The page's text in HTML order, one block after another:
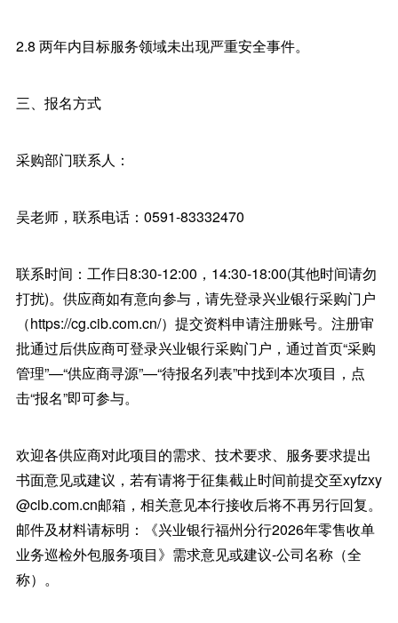
2.8 两年内目标服务领域未出现严重安全事件。
三、报名方式
采购部门联系人：
吴老师，联系电话：0591-83332470
联系时间：工作日8:30-12:00，14:30-18:00(其他时间请勿
打扰)。供应商如有意向参与，请先登录兴业银行采购门户
（https://cg.cib.com.cn/）提交资料申请注册账号。注册审
批通过后供应商可登录兴业银行采购门户，通过首页“采购
管理”—“供应商寻源”—“待报名列表”中找到本次项目，点
击“报名”即可参与。
欢迎各供应商对此项目的需求、技术要求、服务要求提出
书面意见或建议，若有请将于征集截止时间前提交至xyfzxy
@cib.com.cn邮箱，相关意见本行接收后将不再另行回复。
邮件及材料请标明：《兴业银行福州分行2026年零售收单
业务巡检外包服务项目》需求意见或建议-公司名称（全
称）。